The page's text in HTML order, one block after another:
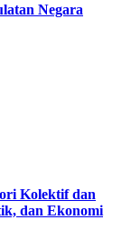
Negara
Kolektif dan
dan Ekonomi